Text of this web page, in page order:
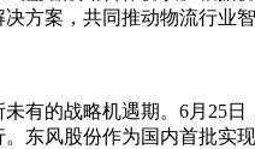
方案，共同推动物流行业
有的战略机遇期。6月25
东风股份作为国内首批实